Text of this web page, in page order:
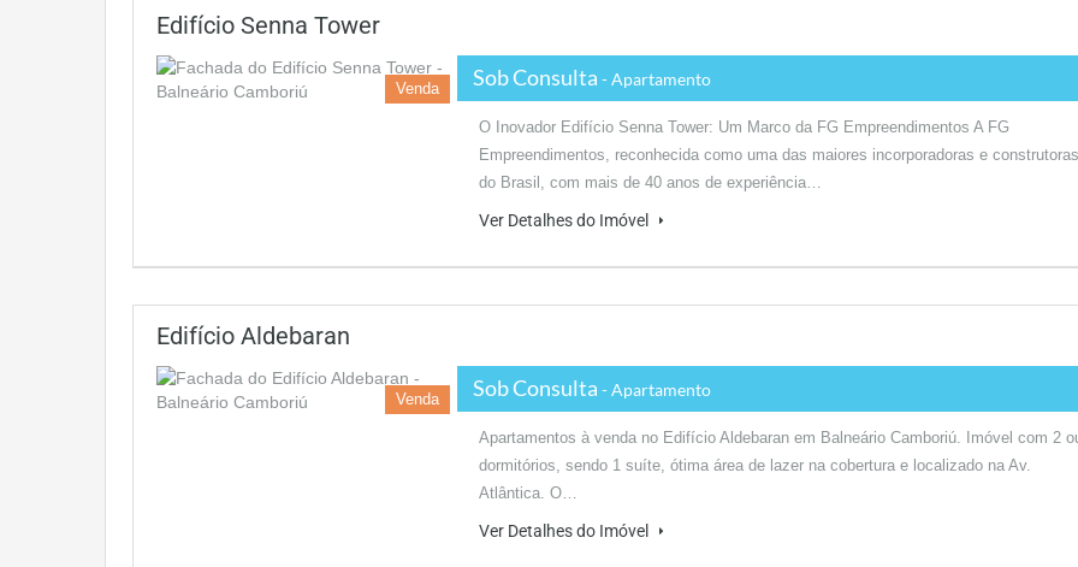
Edifício Senna Tower
Venda Sob Consulta - Apartamento
O Inovador Edifício Senna Tower: Um Marco da FG Empreendimentos A FG
Empreendimentos, reconhecida como uma das maiores incorporadoras e construtoras
do Brasil, com mais de 40 anos de experiência…
Ver Detalhes do Imóvel
Edifício Aldebaran
Venda Sob Consulta - Apartamento
Apartamentos à venda no Edifício Aldebaran em Balneário Camboriú. Imóvel com 2
dormitórios, sendo 1 suíte, ótima área de lazer na cobertura e localizado na Av.
Atlântica. O…
Ver Detalhes do Imóvel